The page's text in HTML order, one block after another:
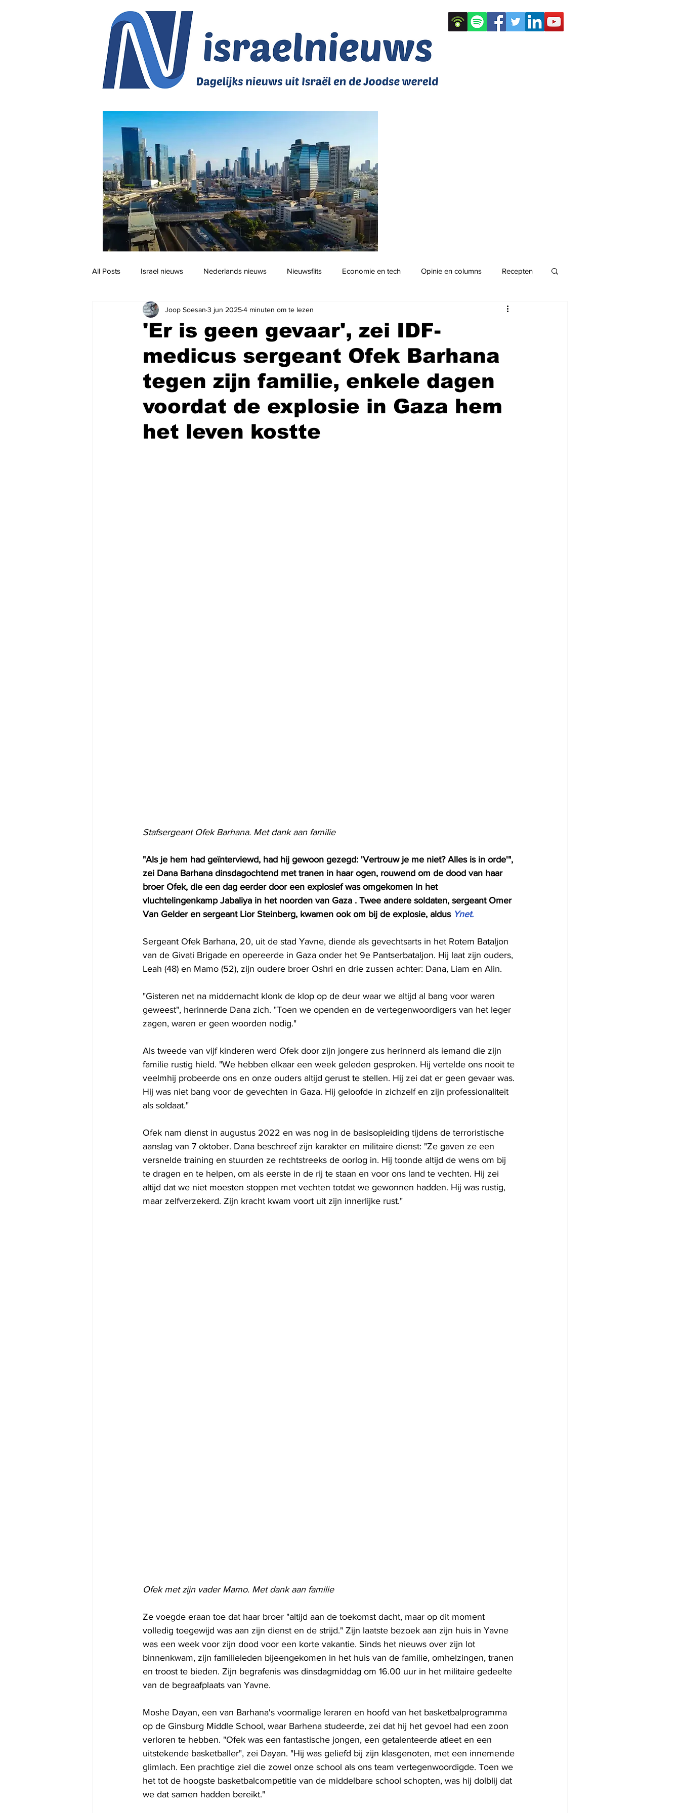
All Posts Israel nieuws Nederlands nieuws Nieuwsflits Economie en tech Opinie en columns Recepten
Jodendom en cultuur Podcast
'Er is geen gevaar', zei IDF-
medicus sergeant Ofek Barhana
tegen zijn familie, enkele dagen
voordat de explosie in Gaza hem
het leven kostte
Joop Soesan 3 jun 20254 minuten om te lezen
Stafsergeant Ofek Barhana. Met dank aan familie
"Als je hem had geïnterviewd, had hij gewoon gezegd: 'Vertrouw je me niet? Alles is in orde'",
zei Dana Barhana dinsdagochtend met tranen in haar ogen, rouwend om de dood van haar
broer Ofek, die een dag eerder door een explosief was omgekomen in het
vluchtelingenkamp Jabaliya in het noorden van Gaza . Twee andere soldaten, sergeant Omer
Van Gelder en sergeant Lior Steinberg, kwamen ook om bij de explosie, aldus Ynet.
Sergeant Ofek Barhana, 20, uit de stad Yavne, diende als gevechtsarts in het Rotem Bataljon
van de Givati ​​Brigade en opereerde in Gaza onder het 9e Pantserbataljon. Hij laat zijn ouders,
Leah (48) en Mamo (52), zijn oudere broer Oshri en drie zussen achter: Dana, Liam en Alin.
"Gisteren net na middernacht klonk de klop op de deur waar we altijd al bang voor waren
geweest", herinnerde Dana zich. "Toen we openden en de vertegenwoordigers van het leger
zagen, waren er geen woorden nodig."
Als tweede van vijf kinderen werd Ofek door zijn jongere zus herinnerd als iemand die zijn
familie rustig hield. "We hebben elkaar een week geleden gesproken. Hij vertelde ons nooit te
veelmhij probeerde ons en onze ouders altijd gerust te stellen. Hij zei dat er geen gevaar was.
Hij was niet bang voor de gevechten in Gaza. Hij geloofde in zichzelf en zijn professionaliteit
als soldaat."
Ofek nam dienst in augustus 2022 en was nog in de basisopleiding tijdens de terroristische
aanslag van 7 oktober. Dana beschreef zijn karakter en militaire dienst: "Ze gaven ze een
versnelde training en stuurden ze rechtstreeks de oorlog in. Hij toonde altijd de wens om bij
te dragen en te helpen, om als eerste in de rij te staan ​​en voor ons land te vechten. Hij zei
altijd dat we niet moesten stoppen met vechten totdat we gewonnen hadden. Hij was rustig,
maar zelfverzekerd. Zijn kracht kwam voort uit zijn innerlijke rust."
Ofek met zijn vader Mamo. Met dank aan familie
Ze voegde eraan toe dat haar broer "altijd aan de toekomst dacht, maar op dit moment
volledig toegewijd was aan zijn dienst en de strijd." Zijn laatste bezoek aan zijn huis in Yavne
was een week voor zijn dood voor een korte vakantie. Sinds het nieuws over zijn lot
binnenkwam, zijn familieleden bijeengekomen in het huis van de familie, omhelzingen, tranen
en troost te bieden. Zijn begrafenis was dinsdagmiddag om 16.00 uur in het militaire gedeelte
van de begraafplaats van Yavne.
Moshe Dayan, een van Barhana's voormalige leraren en hoofd van het basketbalprogramma
op de Ginsburg Middle School, waar Barhena studeerde, zei dat hij het gevoel had een zoon
verloren te hebben. "Ofek was een fantastische jongen, een getalenteerde atleet en een
uitstekende basketballer", zei Dayan. "Hij was geliefd bij zijn klasgenoten, met een innemende
glimlach. Een prachtige ziel die zowel onze school als ons team vertegenwoordigde. Toen we
het tot de hoogste basketbalcompetitie van de middelbare school schopten, was hij dolblij dat
we dat samen hadden bereikt."